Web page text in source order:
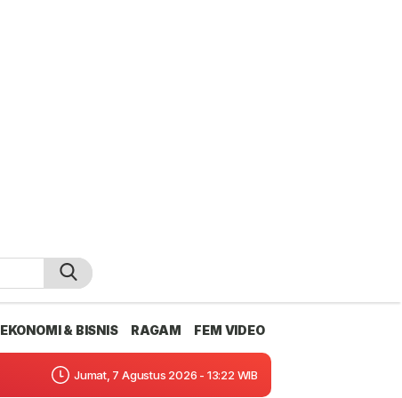
EKONOMI & BISNIS RAGAM FEM VIDEO
Jumat, 7 Agustus 2026 - 13:22 WIB